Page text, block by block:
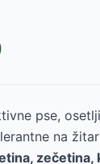
pse,
na
zečetina,